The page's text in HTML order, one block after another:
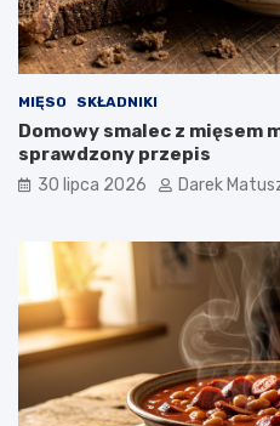
MIĘSO SKŁADNIKI
Domowy smalec z mięsem
sprawdzony przepis
30 lipca 2026 Darek